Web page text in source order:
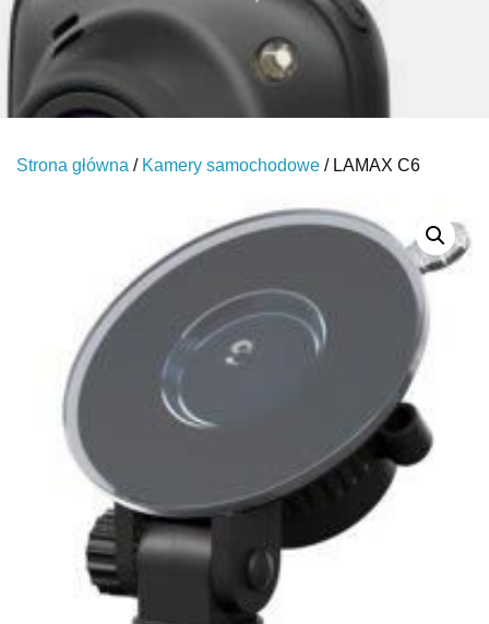
Strona główna / Kamery samochodowe / LAMAX C6